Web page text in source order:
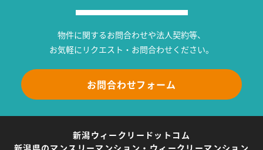
物件に関するお問合わせや法人契約等、
お気軽にリクエスト・お問合わせください。
お問合わせフォーム
新潟ウィークリードットコム
新潟県のマンスリーマンション・ウィークリーマンション